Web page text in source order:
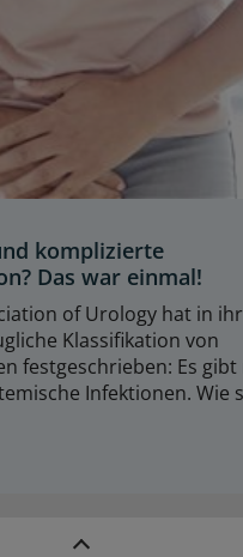
komplizierte
Das war einmal!
of Urology hat in
Klassifikation von
festgeschrieben: Es
Infektionen. Wie